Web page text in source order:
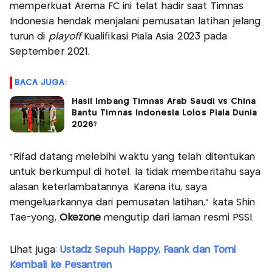
memperkuat Arema FC ini telat hadir saat Timnas
Indonesia hendak menjalani pemusatan latihan jelang
turun di playoffKualifikasi Piala Asia 2023 pada
September 2021.
BACA JUGA:
Hasil Imbang Timnas Arab Saudi vs China
Bantu Timnas Indonesia Lolos Piala Dunia
2026?
"Rifad datang melebihi waktu yang telah ditentukan
untuk berkumpul di hotel. Ia tidak memberitahu saya
alasan keterlambatannya. Karena itu, saya
mengeluarkannya dari pemusatan latihan," kata Shin
Tae-yong,Okezone mengutip dari laman resmi PSSI.
Lihat juga: Ustadz Sepuh Happy, Faank dan Tomi
Kembali ke Pesantren